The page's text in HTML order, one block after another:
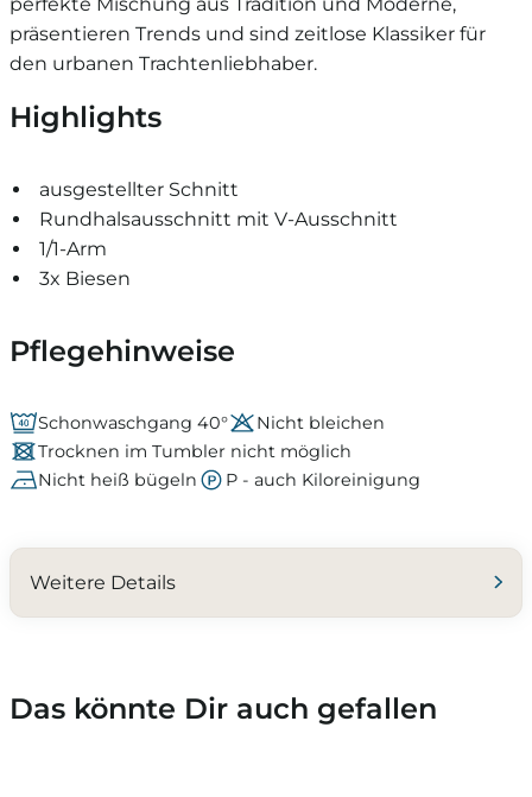
präsentieren Trends und sind zeitlose Klassiker für
den urbanen Trachtenliebhaber.
Highlights
ausgestellter Schnitt
Rundhalsausschnitt mit V-Ausschnitt
1/1-Arm
3x Biesen
Pflegehinweise
Schonwaschgang 40°
Nicht bleichen
Trocknen im Tumbler nicht möglich
Nicht heiß bügeln
P - auch Kiloreinigung
Weitere Details
Das könnte Dir auch gefallen